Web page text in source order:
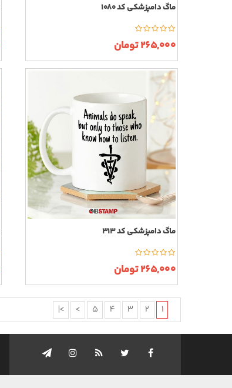
ماگ دامپزشکی کد 1080
265,000 تومان
ماگ دامپزشکی کد 313
265,000 تومان
1
2
3
4
5
>
>|